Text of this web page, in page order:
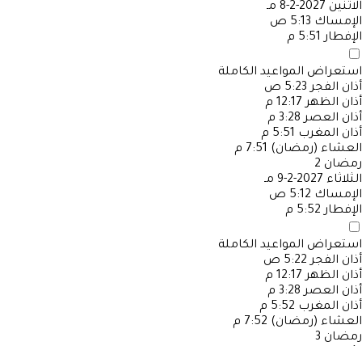
الاثنين 2027-2-8 مـ
الإمساك 5:13 ص
الإفطار 5:51 م
استعراض المواعيد الكاملة
أذان الفجر 5:23 ص
أذان الظهر 12:17 م
أذان العصر 3:28 م
أذان المغرب 5:51 م
العشاء (رمضان) 7:51 م
رمضان 2
الثلاثاء 2027-2-9 مـ
الإمساك 5:12 ص
الإفطار 5:52 م
استعراض المواعيد الكاملة
أذان الفجر 5:22 ص
أذان الظهر 12:17 م
أذان العصر 3:28 م
أذان المغرب 5:52 م
العشاء (رمضان) 7:52 م
رمضان 3